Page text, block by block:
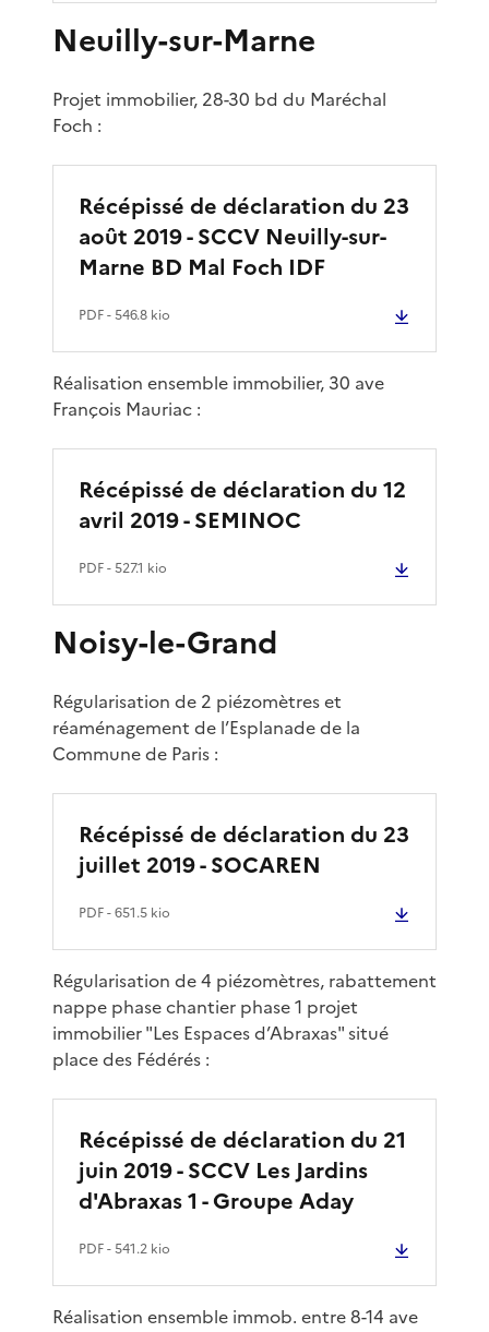
Neuilly-sur-Marne
Projet immobilier, 28-30 bd du Maréchal
Foch :
Récépissé de déclaration du 23
août 2019 - SCCV Neuilly-sur-
Marne BD Mal Foch IDF
PDF- 546.8 kio
Réalisation ensemble immobilier, 30 ave
François Mauriac :
Récépissé de déclaration du 12
avril 2019 - SEMINOC
PDF- 527.1 kio
Noisy-le-Grand
Régularisation de 2 piézomètres et
réaménagement de l’Esplanade de la
Commune de Paris :
Récépissé de déclaration du 23
juillet 2019 - SOCAREN
PDF- 651.5 kio
Régularisation de 4 piézomètres, rabattement
nappe phase chantier phase 1 projet
immobilier "Les Espaces d’Abraxas" situé
place des Fédérés :
Récépissé de déclaration du 21
juin 2019 - SCCV Les Jardins
d'Abraxas 1 - Groupe Aday
PDF- 541.2 kio
Réalisation ensemble immob. entre 8-14 ave